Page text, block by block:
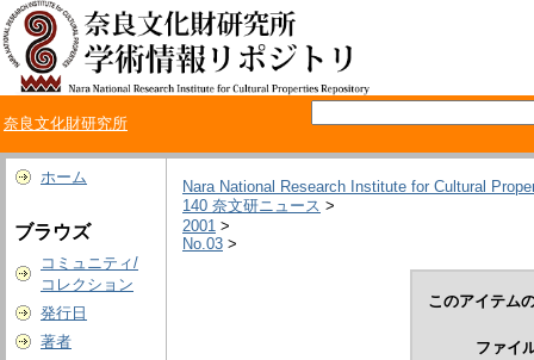
奈良文化財研究所
ホーム
ブラウズ
コミュニティ/
コレクション
発行日
著者
Nara National Research Institute for Cultural
140 奈文研ニュース >
2001 >
No.03 >
このアイテム
ファイ